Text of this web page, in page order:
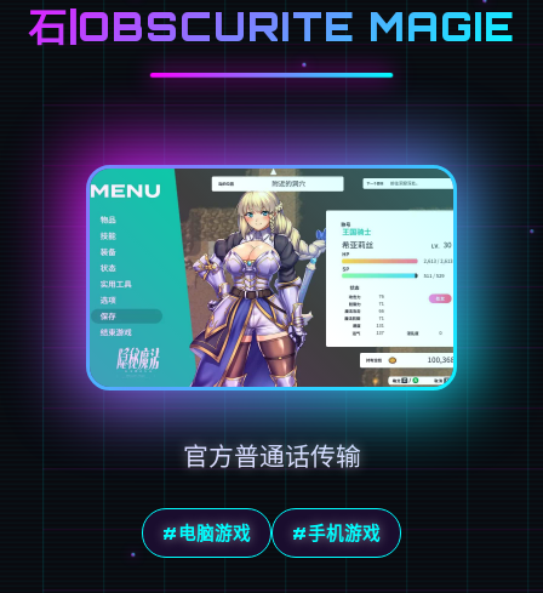
石|OBSCURITE MAGIE
官方普通话传输
#电脑游戏 #手机游戏